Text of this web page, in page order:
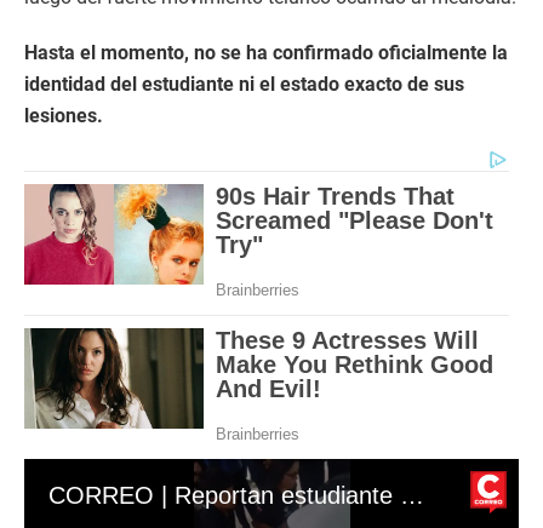
Hasta el momento, no se ha confirmado oficialmente la
identidad del estudiante ni el estado exacto de sus
lesiones.
CORREO | Reportan estudiante herido en sede de la UTP tras sismo de magnitud 6.1 en Ica